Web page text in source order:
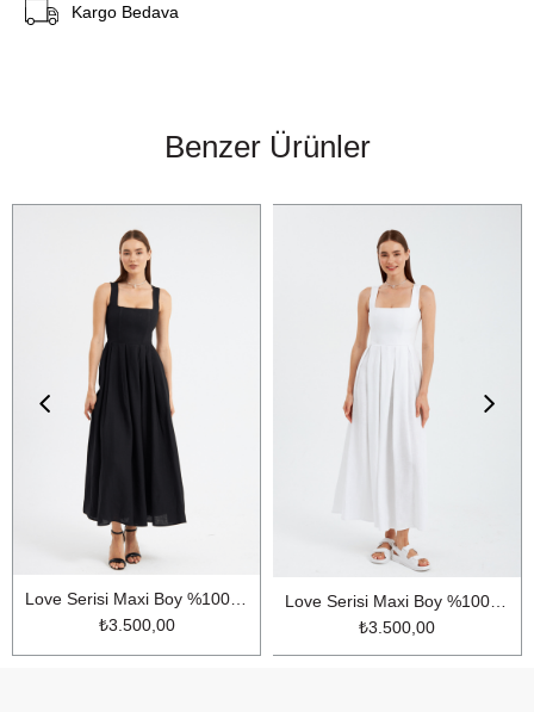
Kargo Bedava
Benzer Ürünler
₺3.500,00
₺3.500,00